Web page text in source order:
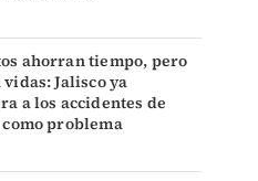
ahorran tiempo, pero
Jalisco ya
a los accidentes de
problema